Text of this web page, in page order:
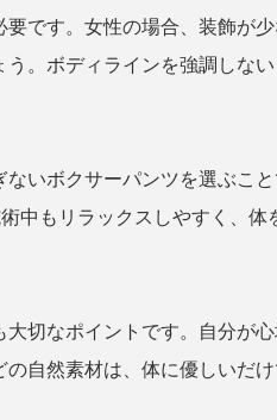
です。女性の場合、装飾が
。ボディラインを強調しな
いボクサーパンツを選ぶこ
中もリラックスしやすく、体
切なポイントです。自分が
自然素材は、体に優しいだ